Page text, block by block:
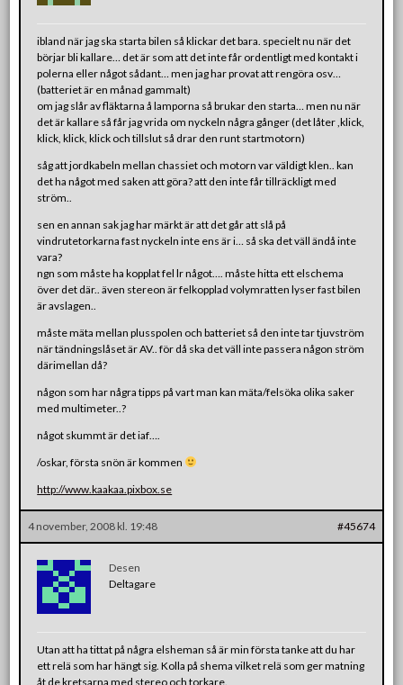
ibland när jag ska starta bilen så klickar det bara. specielt nu när det
börjar bli kallare… det är som att det inte får ordentligt med kontakt i
polerna eller något sådant… men jag har provat att rengöra osv…
(batteriet är en månad gammalt)
om jag slår av fläktarna å lamporna så brukar den starta… men nu när
det är kallare så får jag vrida om nyckeln några gånger (det låter ,klick,
klick, klick, klick och tillslut så drar den runt startmotorn)
såg att jordkabeln mellan chassiet och motorn var väldigt klen.. kan
det ha något med saken att göra? att den inte får tillräckligt med
ström..
sen en annan sak jag har märkt är att det går att slå på
vindrutetorkarna fast nyckeln inte ens är i… så ska det väll ändå inte
vara?
ngn som måste ha kopplat fel lr något…. måste hitta ett elschema
över det där.. även stereon är felkopplad volymratten lyser fast bilen
är avslagen..
måste mäta mellan plusspolen och batteriet så den inte tar tjuvström
när tändningslåset är AV.. för då ska det väll inte passera någon ström
därimellan då?
någon som har några tipps på vart man kan mäta/felsöka olika saker
med multimeter..?
något skummt är det iaf….
/oskar, första snön är kommen
http://www.kaakaa.pixbox.se
4 november, 2008 kl. 19:48 #45674
Desen
Deltagare
Utan att ha tittat på några elsheman så är min första tanke att du har
ett relä som har hängt sig. Kolla på shema vilket relä som ger matning
åt de kretsarna med stereo och torkare.